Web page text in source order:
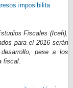
imposibilita
Fiscales (Icefi),
para el 2016 serán
pese a los
fiscal.